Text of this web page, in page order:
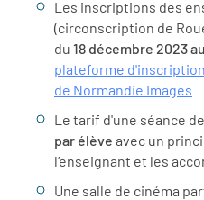
Les inscriptions des
(circonscription de
du 18 décembre 2023
plateforme
de Normandie Images
Le tarif d'une séance
par élève avec un
l’enseignant et les
Une salle de cinéma